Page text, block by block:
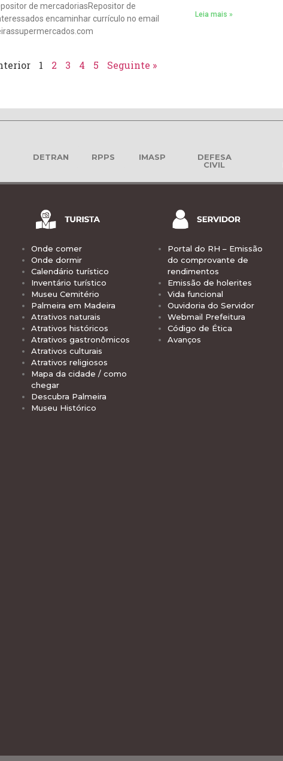
de mercadoriasRepositor de
encaminhar currículo no email
Leia mais »
1 2 3 4 5 Seguinte »
DETRAN RPPS IMASP
DEFESA
CIVIL
Onde comer
Onde dormir
Calendário turístico
Inventário turístico
Museu Cemitério
Palmeira em Madeira
Atrativos naturais
Atrativos históricos
Atrativos gastronômicos
Atrativos culturais
Atrativos religiosos
Mapa da cidade / como
chegar
Descubra Palmeira
Museu Histórico
Portal do RH – Emissão
do comprovante de
rendimentos
Emissão de holerites
Vida funcional
Ouvidoria do Servidor
Webmail Prefeitura
Código de Ética
Avanços